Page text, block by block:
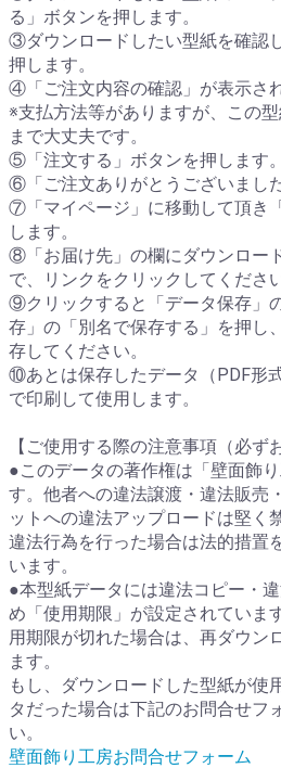
る」ボタンを押します。
③ダウンロードしたい型紙を確認
押します。
④「ご注文内容の確認」が表示さ
※支払方法等がありますが、この
まで大丈夫です。
⑤「注文する」ボタンを押します。
⑥「ご注文ありがとうございまし
⑦「マイページ」に移動して頂き
します。
⑧「お届け先」の欄にダウンロー
で、リンクをクリックしてください
⑨クリックすると「データ保存」
存」の「別名で保存する」を押し
存してください。
⑩あとは保存したデータ（PDF形
で印刷して使用します。
【ご使用する際の注意事項（必ず
●このデータの著作権は「壁面飾
す。他者への違法譲渡・違法販売
ットへの違法アップロードは堅く
違法行為を行った場合は法的措置
います。
●本型紙データには違法コピー・
め「使用期限」が設定されていま
用期限が切れた場合は、再ダウン
ます。
もし、ダウンロードした型紙が使
タだった場合は下記のお問合せフ
い。
壁面飾り工房お問合せフォーム